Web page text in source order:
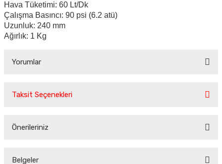
Hava Tüketimi: 60 Lt/Dk
Çalışma Basıncı: 90 psi (6.2 atü)
Uzunluk: 240 mm
Ağırlık: 1 Kg
Yorumlar
Taksit Seçenekleri
Önerileriniz
konularda yetersiz gördüğünüz noktaları öneri formunu
Belgeler